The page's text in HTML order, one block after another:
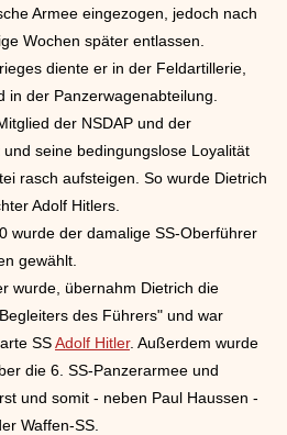
Armee eingezogen, jedoch nach
Wochen später entlassen.
diente er in der Feldartillerie,
in der Panzerwagenabteilung.
der NSDAP und der
seine bedingungslose Loyalität
rasch aufsteigen. So wurde Dietrich
Adolf Hitlers.
wurde der damalige SS-Oberführer
gewählt.
wurde, übernahm Dietrich die
des Führers" und war
SSAdolf Hitler. Außerdem wurde
die 6. SS-Panzerarmee und
und somit - neben Paul Haussen -
Waffen-SS.